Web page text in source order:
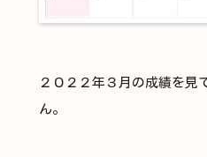
２０２２年３月の成績を見
ん。